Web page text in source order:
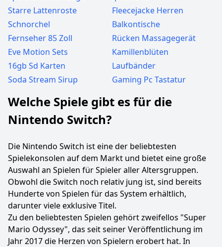
Starre Lattenroste
Fleecejacke Herren
Schnorchel
Balkontische
Fernseher 85 Zoll
Rücken Massagegerät
Eve Motion Sets
Kamillenblüten
16gb Sd Karten
Laufbänder
Soda Stream Sirup
Gaming Pc Tastatur
Welche Spiele gibt es für die
Nintendo Switch?
Die Nintendo Switch ist eine der beliebtesten
Spielekonsolen auf dem Markt und bietet eine große
Auswahl an Spielen für Spieler aller Altersgruppen.
Obwohl die Switch noch relativ jung ist, sind bereits
Hunderte von Spielen für das System erhältlich,
darunter viele exklusive Titel.
Zu den beliebtesten Spielen gehört zweifellos "Super
Mario Odyssey", das seit seiner Veröffentlichung im
Jahr 2017 die Herzen von Spielern erobert hat. In